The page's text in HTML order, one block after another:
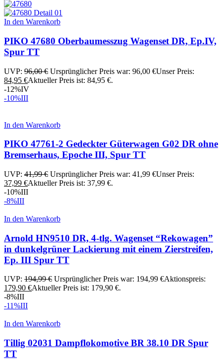
In den Warenkorb
PIKO 47680 Oberbaumesszug Wagenset DR, Ep.IV,
Spur TT
UVP: 96,00€ Ursprünglicher Preis war: 96,00 €Unser Preis:
84,95 €Aktueller Preis ist: 84,95 €.
-12%IV
-10%III
In den Warenkorb
PIKO 47761-2 Gedeckter Güterwagen G02 DR ohne
Bremserhaus, Epoche III, Spur TT
UVP: 41,99€ Ursprünglicher Preis war: 41,99 €Unser Preis:
37,99 €Aktueller Preis ist: 37,99 €.
-10%III
-8%III
In den Warenkorb
Arnold HN9510 DR, 4-tlg. Wagenset “Rekowagen”
in dunkelgrüner Lackierung mit einem Zierstreifen,
Ep. III Spur TT
UVP: 194,99€ Ursprünglicher Preis war: 194,99 €Aktionspreis:
179,90 €Aktueller Preis ist: 179,90 €.
-8%III
-11%III
In den Warenkorb
Tillig 02031 Dampflokomotive BR 38.10 DR Spur
TT